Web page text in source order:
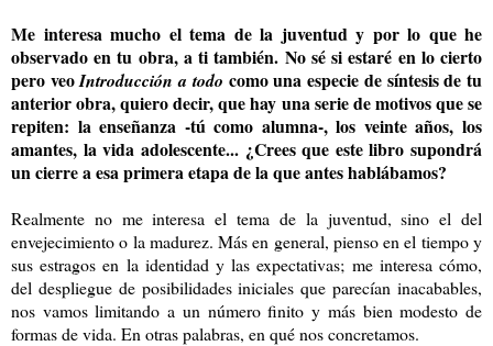
Me interesa mucho el tema de la juventud y por lo que he
observado en tu obra, a ti también. No sé si estaré en lo cierto
pero veoIntroducción a todo como una especie de síntesis de tu
anterior obra, quiero decir, que hay una serie de motivos que se
repiten: la enseñanza -tú como alumna-, los veinte años, los
amantes, la vida adolescente... ¿Crees que este libro supondrá
un cierre a esa primera etapa de la que antes hablábamos?
Realmente no me interesa el tema de la juventud, sino el del
envejecimiento o la madurez. Más en general, pienso en el tiempo y
sus estragos en la identidad y las expectativas; me interesa cómo,
del despliegue de posibilidades iniciales que parecían inacabables,
nos vamos limitando a un número finito y más bien modesto de
formas de vida. En otras palabras, en qué nos concretamos.